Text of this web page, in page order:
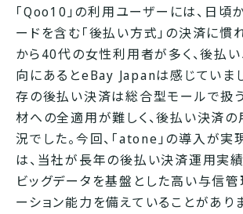
「Qoo10」の利用ユーザーには、日頃
ードを含む「後払い方式」の決済に慣
から40代の女性利用者が多く、後払
向にあるとeBay Japanは感じていま
存の後払い決済は総合型モールで扱
材への全適用が難しく、後払い決済
況でした。今回、「atone」の導入が実
は、当社が長年の後払い決済運用実績
ビッグデータを基盤とした高い与信
ーション能力を備えていることがあり